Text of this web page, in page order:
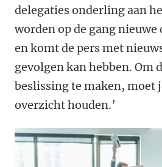
delegaties onderling aan
worden op de gang nieuwe
en komt de pers met
gevolgen kan hebben. Om
beslissing te maken, moet
overzicht houden.’